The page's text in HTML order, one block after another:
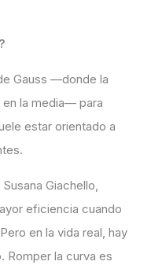
Gauss —donde la
la media— para
estar orientado a
Susana Giachello,
eficiencia cuando
en la vida real, hay
Romper la curva es